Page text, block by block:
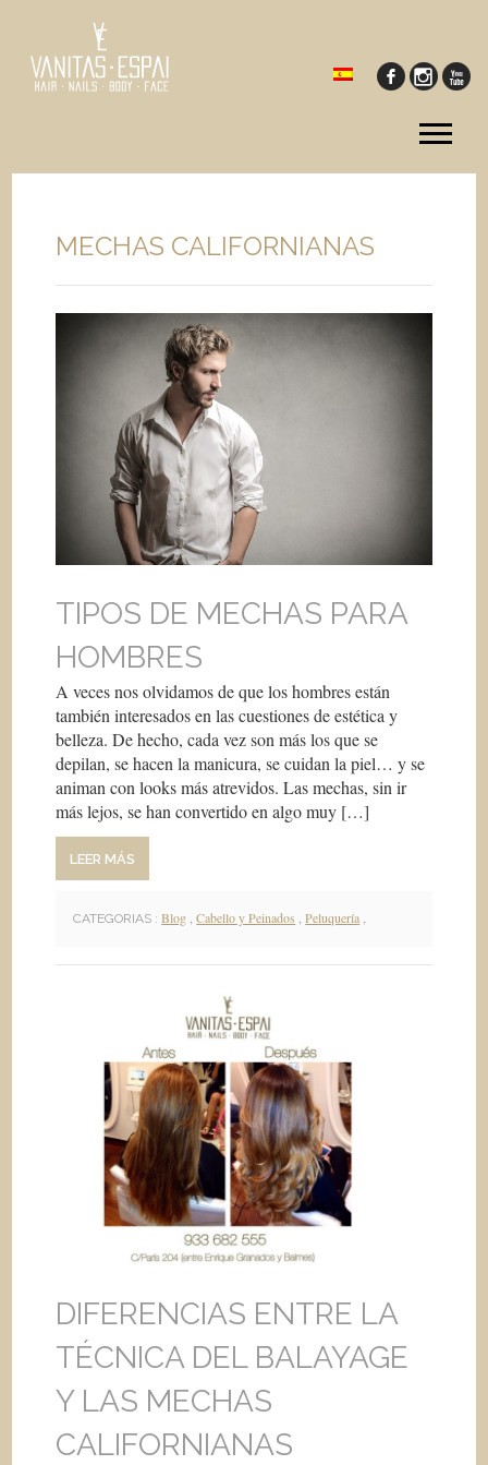
MECHAS CALIFORNIANAS
TIPOS DE MECHAS PARA
HOMBRES
A veces nos olvidamos de que los hombres están
también interesados en las cuestiones de estética y
belleza. De hecho, cada vez son más los que se
depilan, se hacen la manicura, se cuidan la piel… y se
animan con looks más atrevidos. Las mechas, sin ir
más lejos, se han convertido en algo muy […]
LEER MÁS
CATEGORIAS : Blog ,Cabello y Peinados ,Peluquería
DIFERENCIAS ENTRE LA
TÉCNICA DEL BALAYAGE
Y LAS MECHAS
CALIFORNIANAS